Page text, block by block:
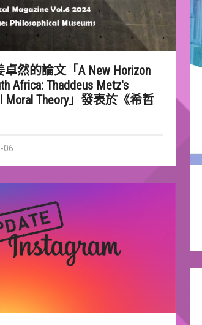
然的論文「A New Horizon
Africa: Thaddeus Metz's
Moral Theory」發表於《希哲
06